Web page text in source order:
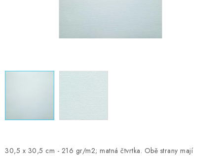
30,5 x 30,5 cm - 216 gr/m2; matná čtvrtka. Obě strany mají